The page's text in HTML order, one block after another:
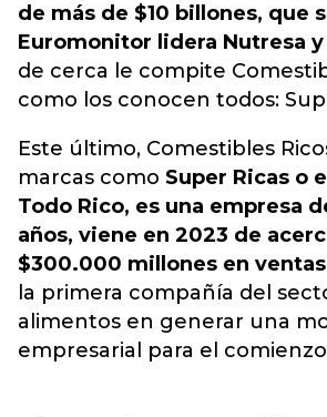
de más de $10 billones, que
Euromonitor lidera Nutresa
de cerca le compite
como los conocen todos:
Este último, Comestibles
marcas como Super Ricas o
Todo Rico, es una empresa
años, viene en 2023 de
$300.000 millones en ventas
la primera compañía del
alimentos en generar una
empresarial para el